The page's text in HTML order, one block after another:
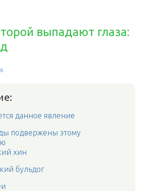
выпадают глаза:
данное явление
подвержены этому
хин
бульдог